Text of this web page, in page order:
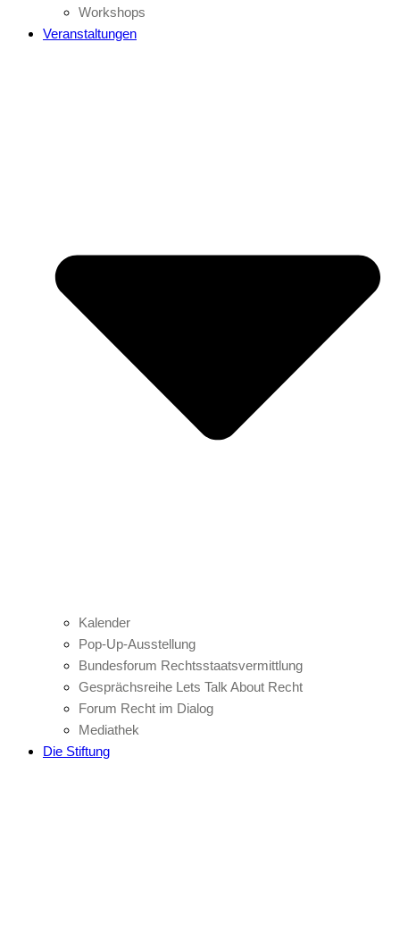
Workshops
Veranstaltungen
Kalender
Pop-Up-Ausstellung
Bundesforum Rechtsstaatsvermittlung
Gesprächsreihe Lets Talk About Recht
Forum Recht im Dialog
Mediathek
Die Stiftung